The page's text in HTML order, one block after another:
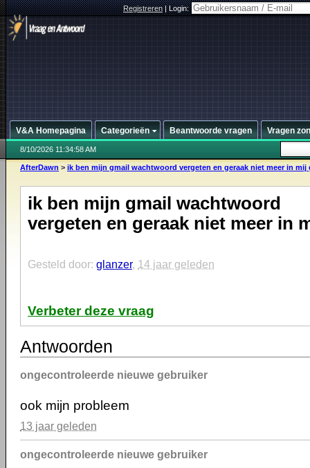
Registreren|Login:
V&A Homepagina Categorieën Beantwoorde vragen Vragen
8/10/2026 11:34:58 AM
AfterDawn > ik ben mijn gmail wachtwoord vergeten en geraak niet meer in mij
ik ben mijn gmail wachtwoord
vergeten en geraak niet meer in
Gesteld door: glanzer, 14 jaar geleden
Verbeter deze vraag
Antwoorden
ongecontroleerde nieuwe gebruiker
ook mijn probleem
13 jaar geleden
ongecontroleerde nieuwe gebruiker